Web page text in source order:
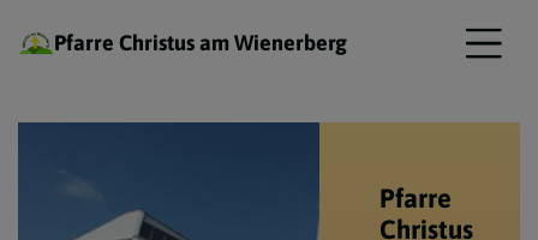
Pfarre Christus am Wienerberg
Pfarre
Christus